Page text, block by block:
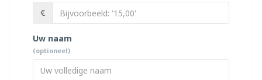
€
Uw naam
(optioneel)